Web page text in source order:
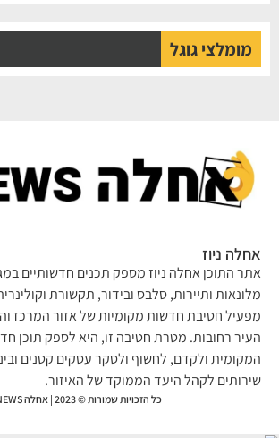
מומלצי גוגל
אחלה ניוז
אתר התוכן אחלה ניוז מספק תכנים חדשותיים
מלונאות ותיירות, סלבס ובידור, תקשורת
מפעיל חטיבת חדשות מקומיות של אזור המרכז
העיר רחובות. מטרת חטיבה זו, היא לספק תוכן
המקומית ולקדם, לחשוף ולסקר עסקים קטנים
שירותים לקהל היעד הממוקד של האיזור.
כל הזכויות שמורות © 2023 | אחלה NEWS